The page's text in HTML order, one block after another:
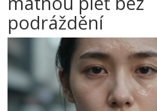
podráždění